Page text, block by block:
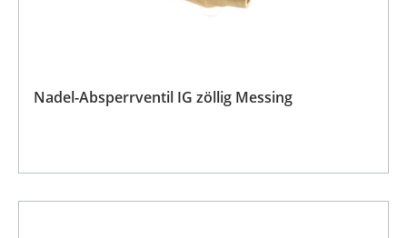
Nadel-Absperrventil IG zöllig Messing